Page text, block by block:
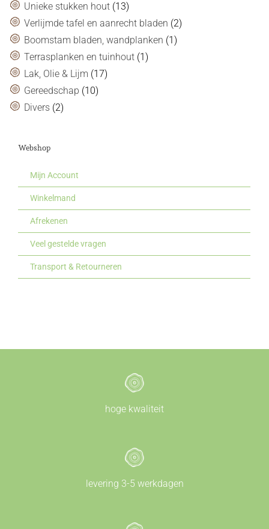
Unieke stukken hout (13)
Verlijmde tafel en aanrecht bladen (2)
Boomstam bladen, wandplanken (1)
Terrasplanken en tuinhout (1)
Lak, Olie & Lijm (17)
Gereedschap (10)
Divers (2)
Webshop
Mijn Account
Winkelmand
Afrekenen
Veel gestelde vragen
Transport & Retourneren
hoge kwaliteit
levering 3-5 werkdagen